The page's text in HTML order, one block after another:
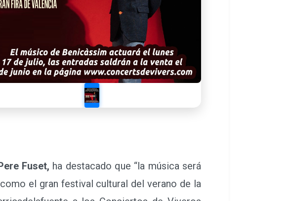
Fuset, ha destacado que “la música será
el gran festival cultural del verano de la